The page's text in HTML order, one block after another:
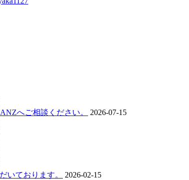
へご相談ください。
2026-07-15
いております。
2026-02-15